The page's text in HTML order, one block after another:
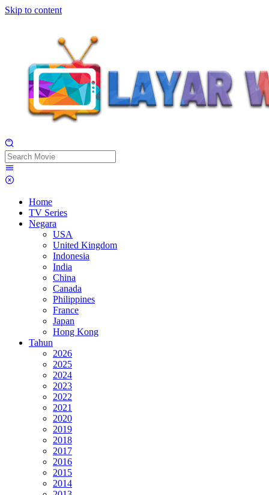
Skip to content
Home
TV Series
Negara
USA
United Kingdom
Indonesia
India
China
Canada
Philippines
France
Japan
Hong Kong
Tahun
2026
2025
2024
2023
2022
2021
2020
2019
2018
2017
2016
2015
2014